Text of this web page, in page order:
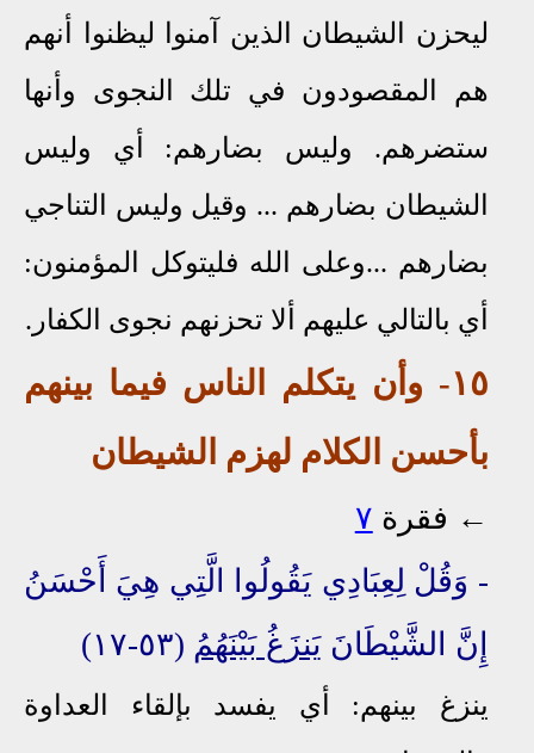
ليحزن الشيطان الذين آمنوا ليظنوا أنهم
هم المقصودون في تلك النجوى وأنها
ستضرهم. وليس بضارهم: أي وليس
الشيطان بضارهم ... وقيل وليس التناجي
بضارهم ...وعلى الله فليتوكل المؤمنون:
أي بالتالي عليهم ألا تحزنهم نجوى الكفار.
١٥- وأن يتكلم الناس فيما بينهم
بأحسن الكلام لهزم الشيطان
← فقرة ٧
- وَقُلْ لِعِبَادِي يَقُولُوا الَّتِي هِيَ أَحْسَنُ
إِنَّ الشَّيْطَانَيَنزَغُ بَيْنَهُمُ (٥٣-١٧)
ينزغ بينهم: أي يفسد بإلقاء العداوة